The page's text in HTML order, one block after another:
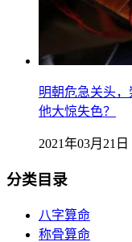
明朝危急关头
他大惊失色？
2021年03月21日
分类目录
八字算命
称骨算命